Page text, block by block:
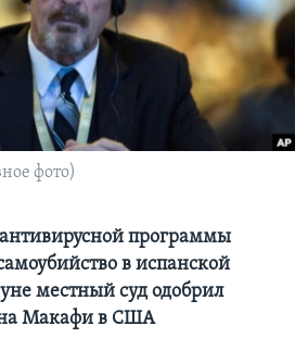
фото)
программы
в испанской
местный суд одобрил
Макафи в США